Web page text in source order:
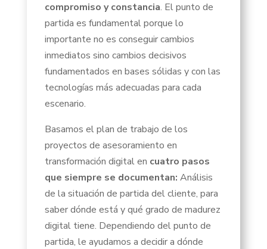
compromiso y constancia. El punto de
partida es fundamental porque lo
importante no es conseguir cambios
inmediatos sino cambios decisivos
fundamentados en bases sólidas y con las
tecnologías más adecuadas para cada
escenario.
Basamos el plan de trabajo de los
proyectos de asesoramiento en
transformación digital en cuatro pasos
que siempre se documentan: Análisis
de la situación de partida del cliente, para
saber dónde está y qué grado de madurez
digital tiene. Dependiendo del punto de
partida, le ayudamos a decidir a dónde